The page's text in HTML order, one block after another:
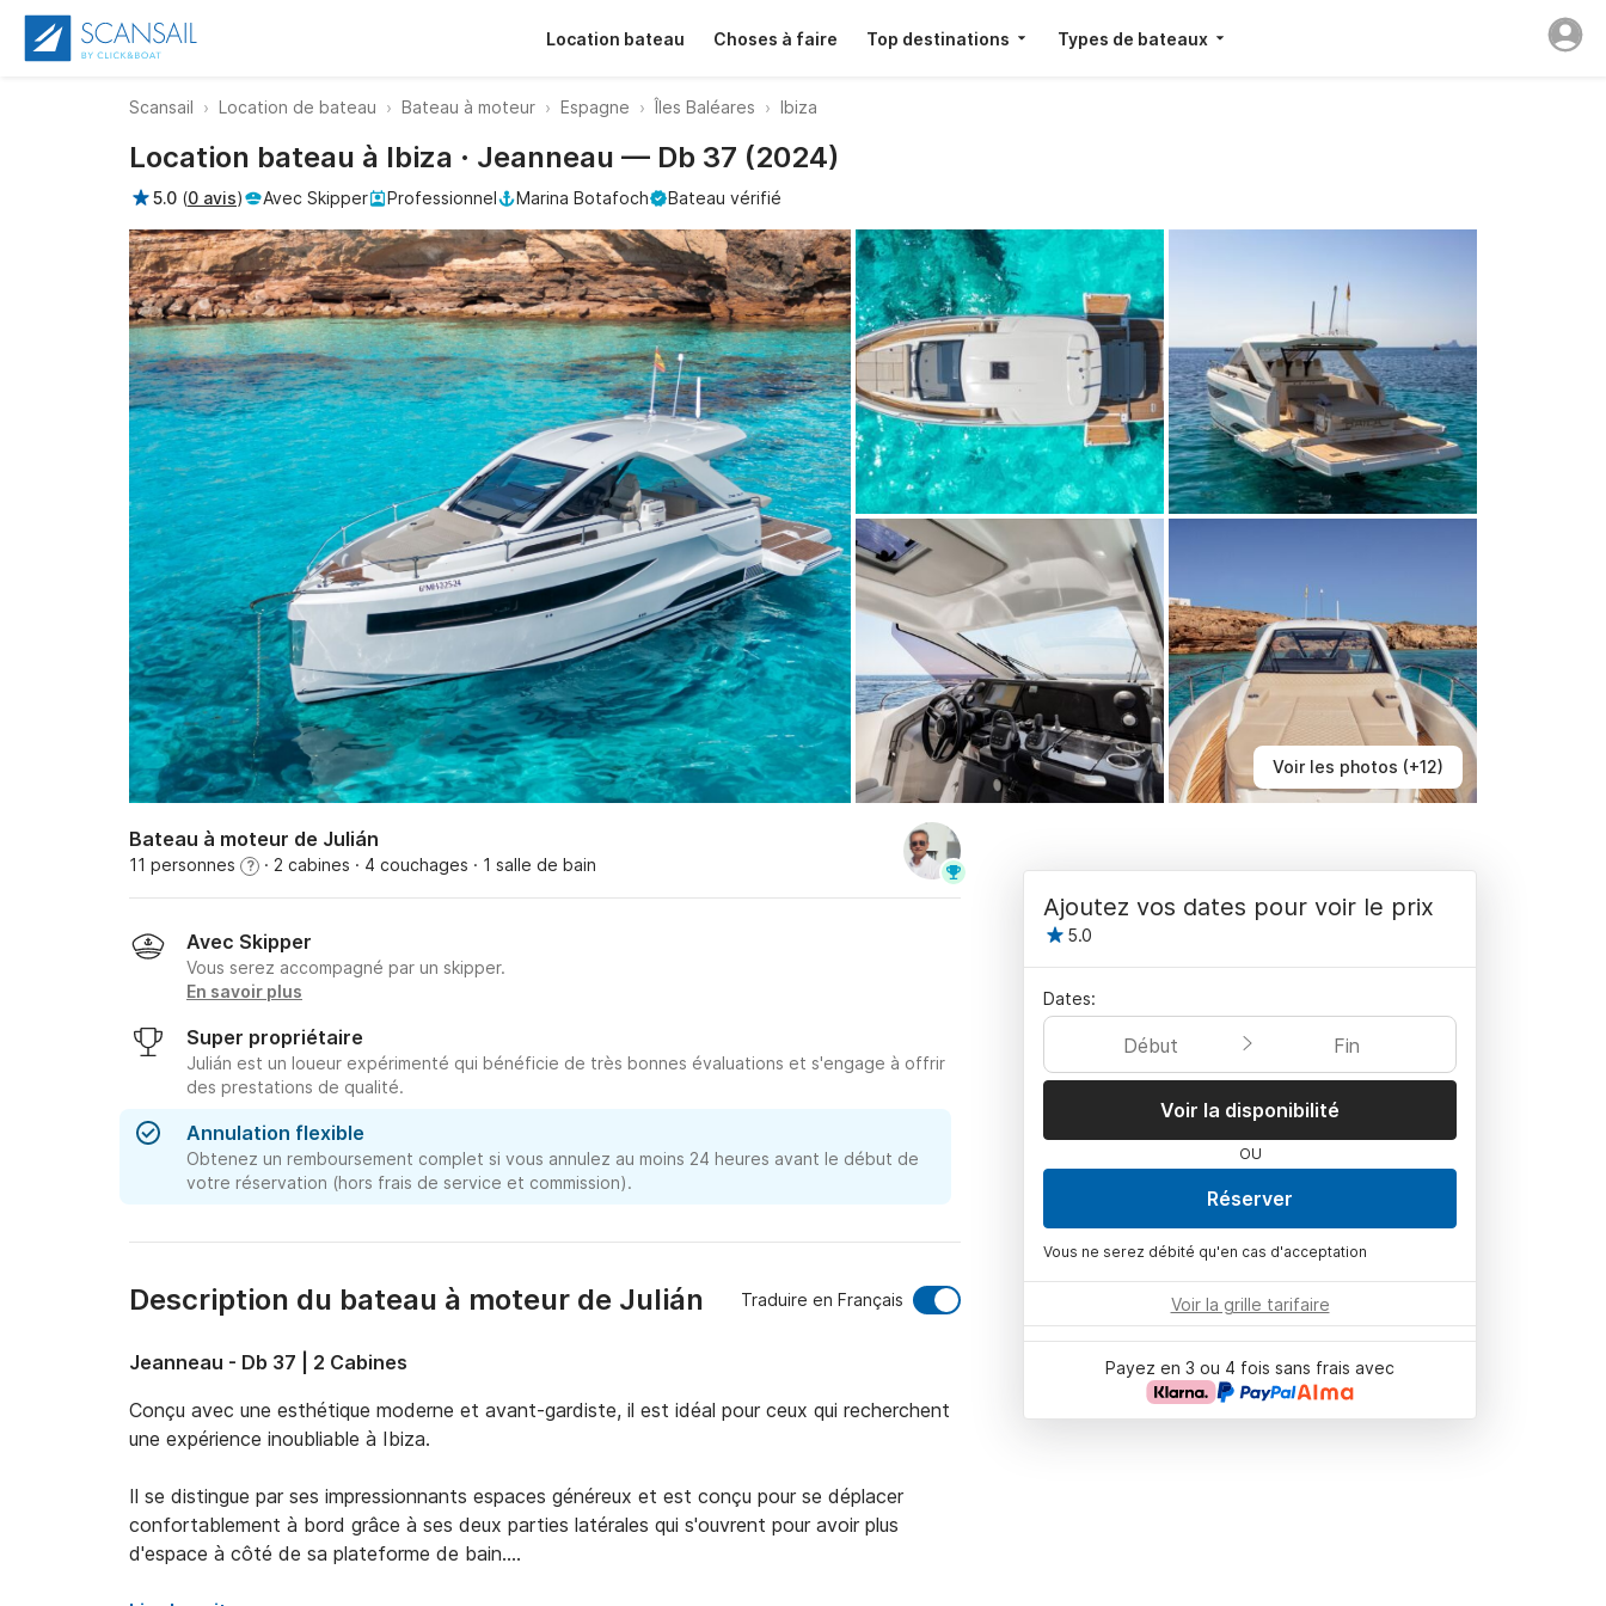
Location bateau Choses à faire Top destinations Types de bateaux
Scansail Location de bateau Bateau à moteur Espagne Îles Baléares Ibiza
Voir les photos (+12)
Location bateau à Ibiza · Jeanneau — Db 37 (2024)
5.0 (0 avis) Avec Skipper Professionnel Marina Botafoch Bateau vérifié
Bateau à moteur de Julián
11 personnes ? · 2 cabines · 4 couchages · 1 salle de bain
Avec Skipper
Vous serez accompagné par un skipper.
En savoir plus
Super propriétaire
Julián est un loueur expérimenté qui bénéficie de très bonnes évaluations et s'engage à offrir
des prestations de qualité.
Annulation flexible
Obtenez un remboursement complet si vous annulez au moins 24 heures avant le début de
votre réservation (hors frais de service et commission).
Description du bateau à moteur de Julián Traduire en Français
Jeanneau - Db 37 | 2 Cabines
Conçu avec une esthétique moderne et avant-gardiste, il est idéal pour ceux qui recherchent
une expérience inoubliable à Ibiza.
Il se distingue par ses impressionnants espaces généreux et est conçu pour se déplacer
confortablement à bord grâce à ses deux parties latérales qui s'ouvrent pour avoir plus
d'espace à côté de sa plateforme de bain.
Ajoutez vos dates pour voir le prix
5.0
Dates:
Début Fin
Voir la disponibilité
OU
Réserver
Vous ne serez débité qu'en cas d'acceptation
Voir la grille tarifaire
Payez en 3 ou 4 fois sans frais avec